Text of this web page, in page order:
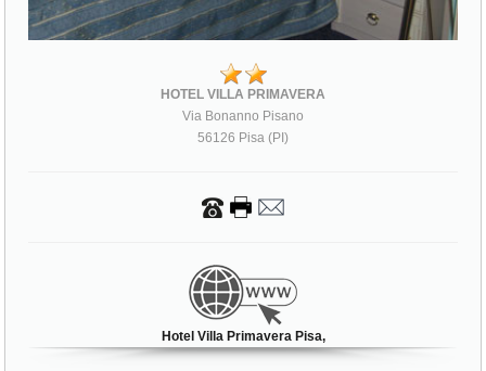
HOTEL VILLA PRIMAVERA
Via Bonanno Pisano
56126 Pisa (PI)
Hotel Villa Primavera Pisa,